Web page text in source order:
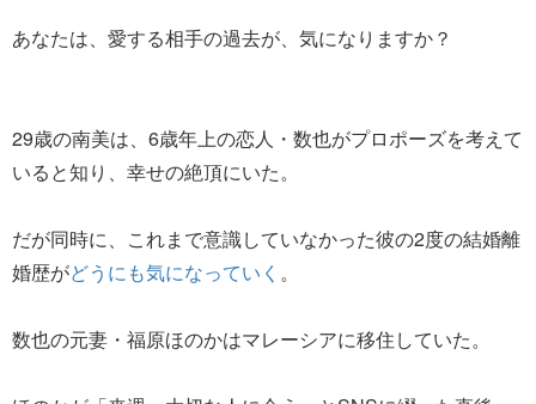
あなたは、愛する相手の過去が、気になりますか？
29歳の南美は、6歳年上の恋人・数也がプロポーズを考えて
いると知り、幸せの絶頂にいた。
だが同時に、これまで意識していなかった彼の2度の結婚離
婚歴がどうにも気になっていく 。
数也の元妻・福原ほのかはマレーシアに移住していた。